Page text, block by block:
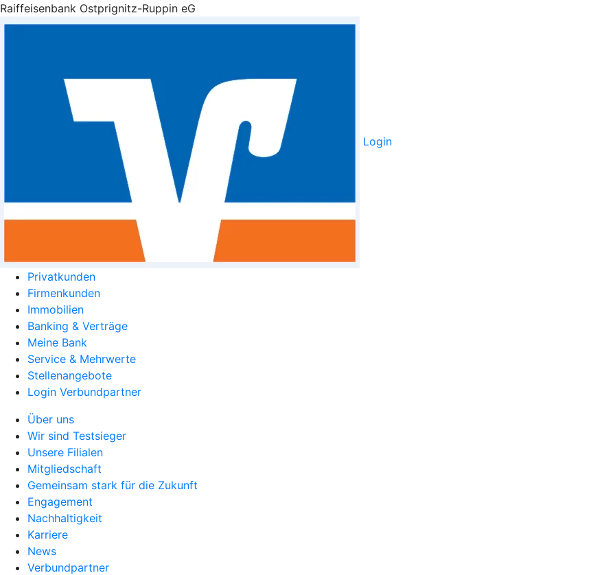
Raiffeisenbank Ostprignitz-Ruppin eG
Login
Privatkunden
Firmenkunden
Immobilien
Banking & Verträge
Meine Bank
Service & Mehrwerte
Stellenangebote
Login Verbundpartner
Über uns
Wir sind Testsieger
Unsere Filialen
Mitgliedschaft
Gemeinsam stark für die Zukunft
Engagement
Nachhaltigkeit
Karriere
News
Verbundpartner